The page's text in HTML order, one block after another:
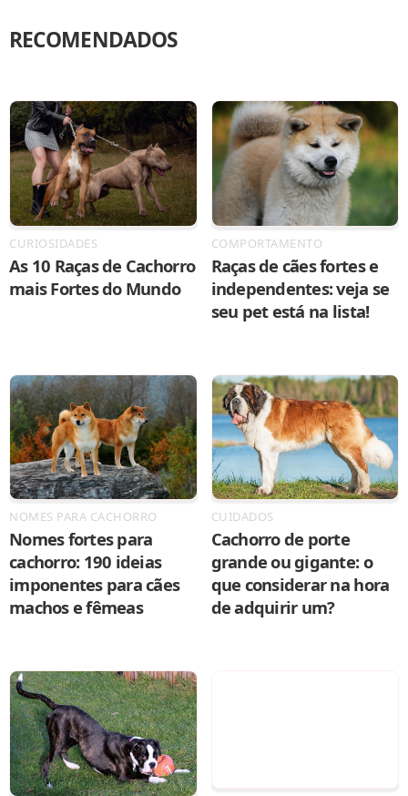
RECOMENDADOS
CURIOSIDADES
As 10 Raças de Cachorro
mais Fortes do Mundo
COMPORTAMENTO
Raças de cães fortes e
independentes: veja se
seu pet está na lista!
NOMES PARA CACHORRO
Nomes fortes para
cachorro: 190 ideias
imponentes para cães
machos e fêmeas
CUIDADOS
Cachorro de porte
grande ou gigante: o
que considerar na hora
de adquirir um?